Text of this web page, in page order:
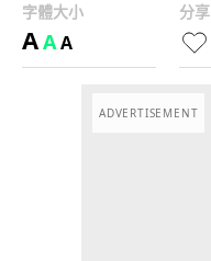
字體大小
AAA
分享
ADVERTISEMENT